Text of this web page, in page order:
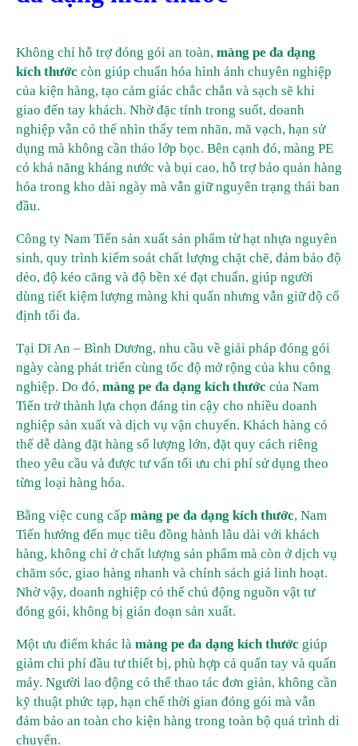
Không chỉ hỗ trợ đóng gói an toàn, màng pe đa dạng
kích thước còn giúp chuẩn hóa hình ảnh chuyên nghiệp
của kiện hàng, tạo cảm giác chắc chắn và sạch sẽ khi
giao đến tay khách. Nhờ đặc tính trong suốt, doanh
nghiệp vẫn có thể nhìn thấy tem nhãn, mã vạch, hạn sử
dụng mà không cần tháo lớp bọc. Bên cạnh đó, màng PE
có khả năng kháng nước và bụi cao, hỗ trợ bảo quản hàng
hóa trong kho dài ngày mà vẫn giữ nguyên trạng thái ban
đầu.
Công ty Nam Tiến sản xuất sản phẩm từ hạt nhựa nguyên
sinh, quy trình kiểm soát chất lượng chặt chẽ, đảm bảo độ
dẻo, độ kéo căng và độ bền xé đạt chuẩn, giúp người
dùng tiết kiệm lượng màng khi quấn nhưng vẫn giữ độ cố
định tối đa.
Tại Dĩ An – Bình Dương, nhu cầu về giải pháp đóng gói
ngày càng phát triển cùng tốc độ mở rộng của khu công
nghiệp. Do đó, màng pe đa dạng kích thước của Nam
Tiến trở thành lựa chọn đáng tin cậy cho nhiều doanh
nghiệp sản xuất và dịch vụ vận chuyển. Khách hàng có
thể dễ dàng đặt hàng số lượng lớn, đặt quy cách riêng
theo yêu cầu và được tư vấn tối ưu chi phí sử dụng theo
từng loại hàng hóa.
Bằng việc cung cấp màng pe đa dạng kích thước, Nam
Tiến hướng đến mục tiêu đồng hành lâu dài với khách
hàng, không chỉ ở chất lượng sản phẩm mà còn ở dịch vụ
chăm sóc, giao hàng nhanh và chính sách giá linh hoạt.
Nhờ vậy, doanh nghiệp có thể chủ động nguồn vật tư
đóng gói, không bị gián đoạn sản xuất.
Một ưu điểm khác là màng pe đa dạng kích thước giúp
giảm chi phí đầu tư thiết bị, phù hợp cả quấn tay và quấn
máy. Người lao động có thể thao tác đơn giản, không cần
kỹ thuật phức tạp, hạn chế thời gian đóng gói mà vẫn
đảm bảo an toàn cho kiện hàng trong toàn bộ quá trình di
chuyển.